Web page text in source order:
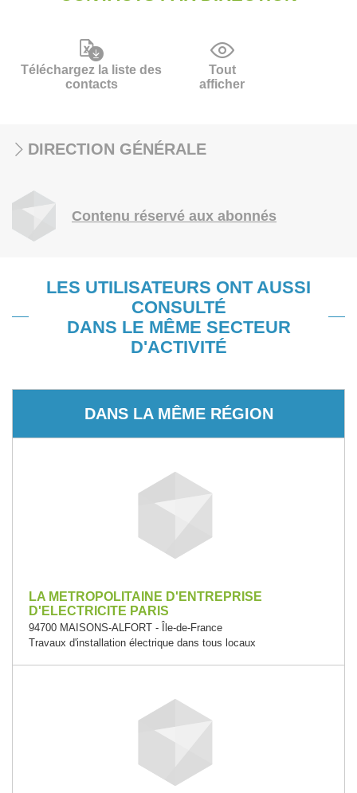
Téléchargez la liste des
contacts
Tout
afficher
DIRECTION GÉNÉRALE
Contenu réservé aux abonnés
LES UTILISATEURS ONT AUSSI
CONSULTÉ
DANS LE MÊME SECTEUR
D'ACTIVITÉ
DANS LA MÊME RÉGION
LA METROPOLITAINE D'ENTREPRISE
D'ELECTRICITE PARIS
94700 MAISONS-ALFORT - Île-de-France
Travaux d'installation électrique dans tous locaux